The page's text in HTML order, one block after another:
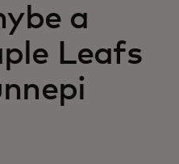
a
Leafs